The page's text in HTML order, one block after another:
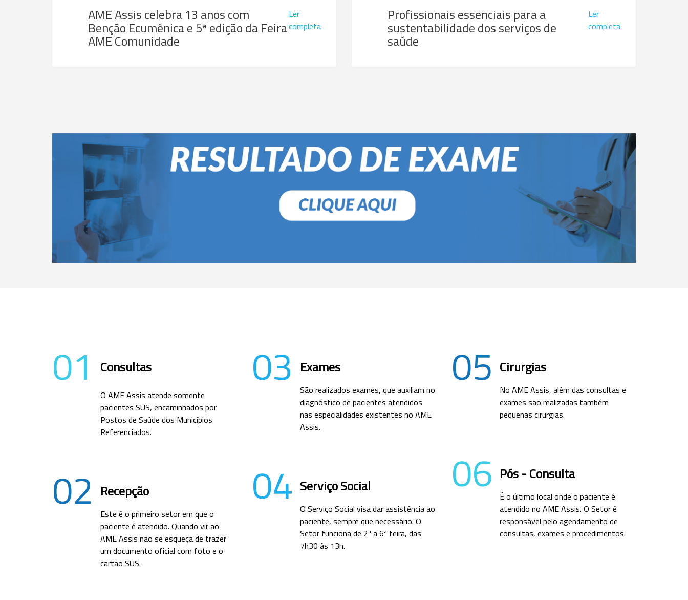
AME Assis celebra 13 anos com
Benção Ecumênica e 5ª edição da Feira
AME Comunidade
Ler
completa
Profissionais essenciais para a
sustentabilidade dos serviços de
saúde
Ler
completa
01 Consultas
O AME Assis atende somente
pacientes SUS, encaminhados por
Postos de Saúde dos Municípios
Referenciados.
02 Recepção
Este é o primeiro setor em que o
paciente é atendido. Quando vir ao
AME Assis não se esqueça de trazer
um documento oficial com foto e o
cartão SUS.
03 Exames
São realizados exames, que auxiliam no
diagnóstico de pacientes atendidos
nas especialidades existentes no AME
Assis.
04 Serviço Social
O Serviço Social visa dar assistência ao
paciente, sempre que necessário. O
Setor funciona de 2ª a 6ª feira, das
7h30 às 13h.
05 Cirurgias
No AME Assis, além das consultas e
exames são realizadas também
pequenas cirurgias.
06 Pós - Consulta
É o último local onde o paciente é
atendido no AME Assis. O Setor é
responsável pelo agendamento de
consultas, exames e procedimentos.